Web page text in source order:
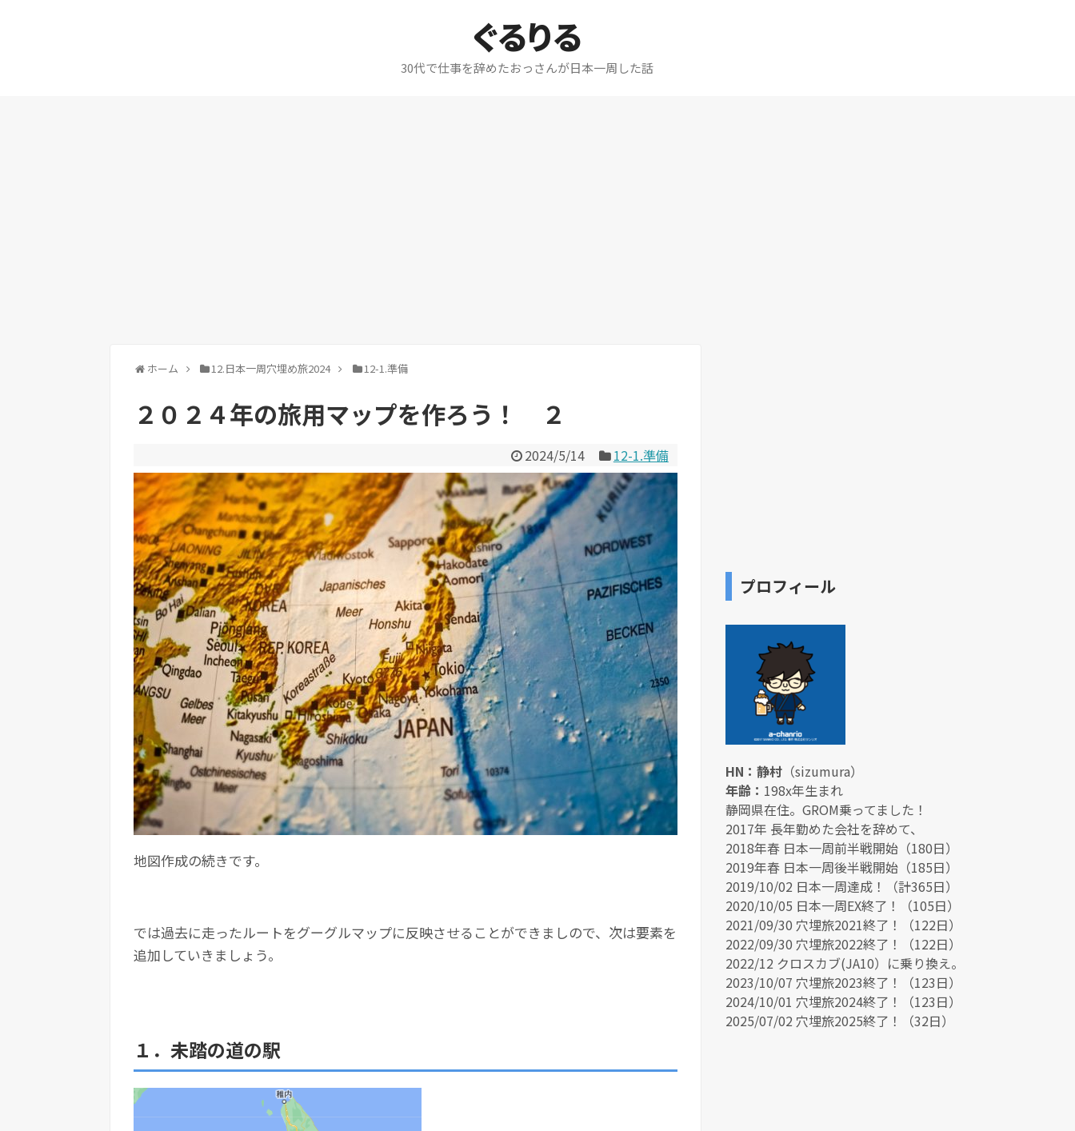
ぐるりる
30代で仕事を辞めたおっさんが日本一周した話
ホーム 12.日本一周穴埋め旅2024 12-1.準備
２０２４年の旅用マップを作ろう！ ２
2024/5/14 12-1.準備
地図作成の続きです。
では過去に走ったルートをグーグルマップに反映させることができましので、次は要素を
追加していきましょう。
１．未踏の道の駅
プロフィール
HN：静村 （sizumura）
年齢： 198x年生まれ
静岡県在住。GROM乗ってました！
2017年 長年勤めた会社を辞めて、
2018年春 日本一周前半戦開始（180日）
2019年春 日本一周後半戦開始（185日）
2019/10/02 日本一周達成！（計365日）
2020/10/05 日本一周EX終了！（105日）
2021/09/30 穴埋旅2021終了！（122日）
2022/09/30 穴埋旅2022終了！（122日）
2022/12 クロスカブ(JA10）に乗り換え。
2023/10/07 穴埋旅2023終了！（123日）
2024/10/01 穴埋旅2024終了！（123日）
2025/07/02 穴埋旅2025終了！（32日）